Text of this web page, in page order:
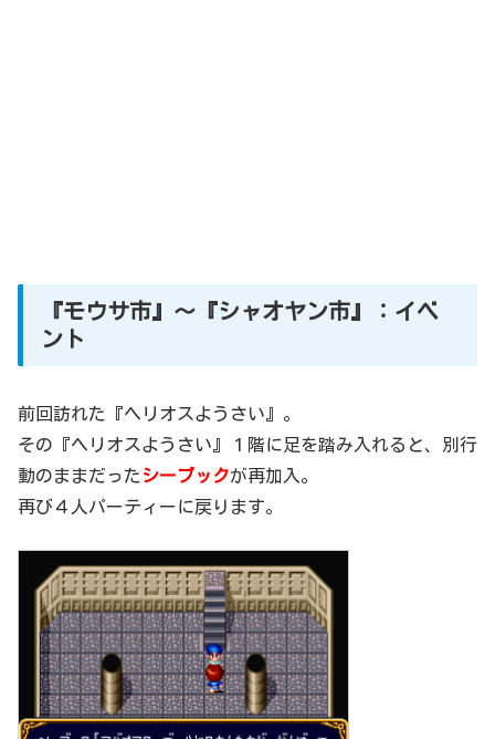
『モウサ市』～『シャオヤン市』：イベ
ント
前回訪れた『ヘリオスようさい』。
その『ヘリオスようさい』１階に足を踏み入れると、別行
動のままだった シーブックが再加入。
再び４人パーティーに戻ります。